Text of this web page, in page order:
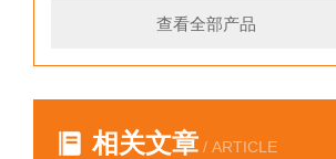
查看全部产品
相关文章 / ARTICLE